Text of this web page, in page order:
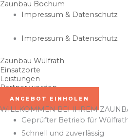
Zum
Inhalt
Zaunbau Bochum
Impressum & Datenschutz
Impressum & Datenschutz
Zaunbau Wülfrath
Einsatzorte
Leistungen
Partner werden
ANGEBOT EINHOLEN
WILLKOMMEN BEI IHREM
Geprüfter Betrieb für
Schnell und zuverlässig